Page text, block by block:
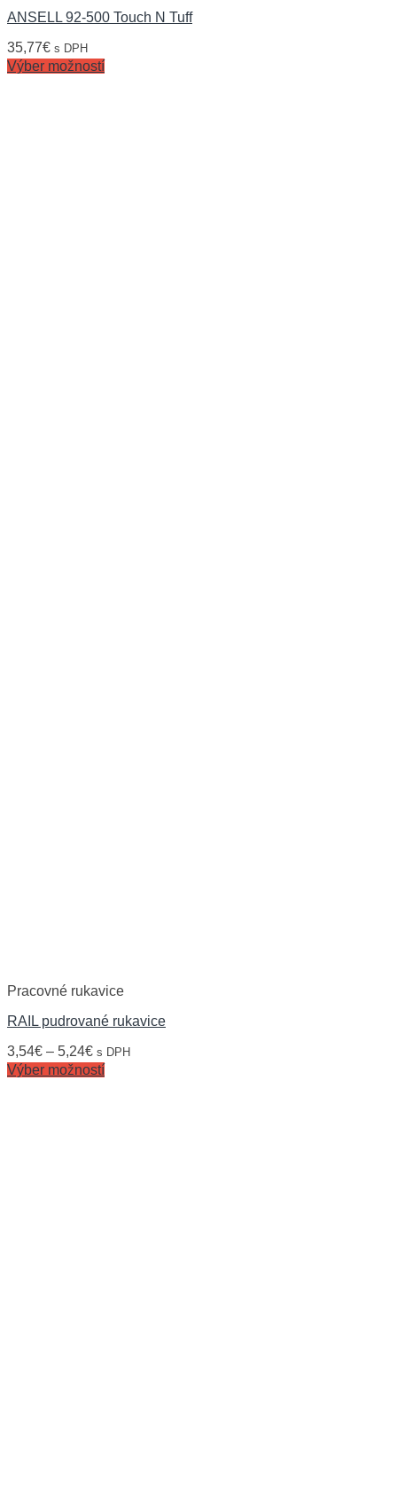
ANSELL 92-500 Touch N Tuff
35,77€ s DPH
Výber možností
Pracovné rukavice
RAIL pudrované rukavice
3,54€ – 5,24€ s DPH
Výber možností